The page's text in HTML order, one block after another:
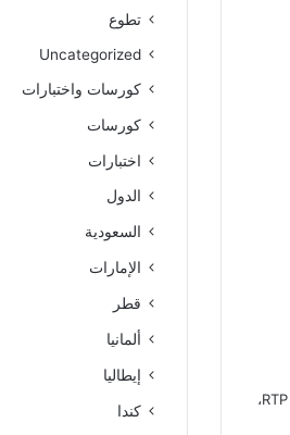
دليل شامل حول أفضل المنح الدراسية الأسترالية للطلاب الدوليين، يشمل منح الحكومة الأسترالية، منح RTP،
تطوع
Uncategorized
كورسات واختبارات
كورسات
اختبارات
الدول
السعودية
الإمارات
قطر
ألمانيا
إيطاليا
كندا